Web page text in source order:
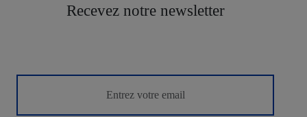
Recevez notre newsletter